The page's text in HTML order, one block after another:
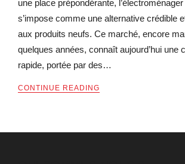
une place prépondérante,
s’impose comme une alternative crédible
aux produits neufs. Ce marché, encore
quelques années, connaît aujourd’hui une
rapide, portée par des…
CONTINUE READING